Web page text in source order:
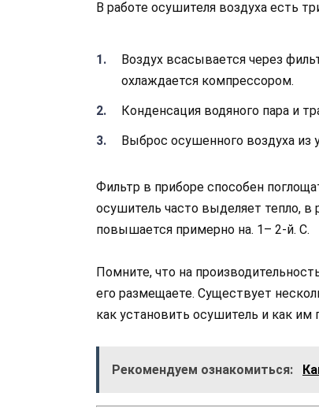
В работе осушителя воздуха есть
Воздух всасывается через
охлаждается компрессором.
Конденсация водяного пара и
Выброс осушенного воздуха из
Фильтр в приборе способен
осушитель часто выделяет тепло, в
повышается примерно на. 1– 2-й. C.
Помните, что на
его размещаете. Существует
как установить осушитель и как им
Рекомендуем ознакомиться: